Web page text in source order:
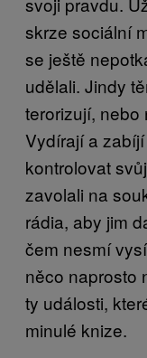
skrze sociální
se ještě
udělali. Jindy
terorizují, nebo
Vydírají a
kontrolovat
zavolali na
rádia, aby jim
čem nesmí
něco naprosto
ty události,
minulé knize.